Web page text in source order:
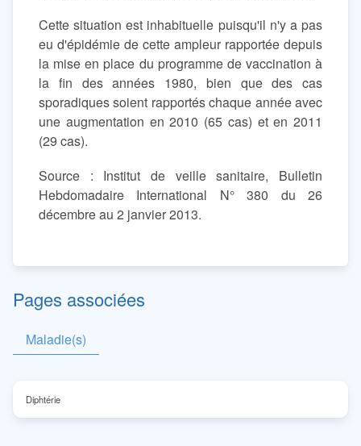
Cette situation est inhabituelle puisqu'il n'y a pas
eu d'épidémie de cette ampleur rapportée depuis
la mise en place du programme de vaccination à
la fin des années 1980, bien que des cas
sporadiques soient rapportés chaque année avec
une augmentation en 2010 (65 cas) et en 2011
(29 cas).
Source : Institut de veille sanitaire, Bulletin
Hebdomadaire International N° 380 du 26
décembre au 2 janvier 2013.
Pages associées
Maladie(s)
Diphtérie